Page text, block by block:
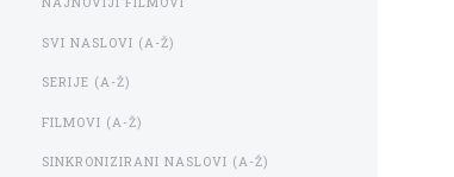
SVI NASLOVI (A-Ž)
SERIJE (A-Ž)
FILMOVI (A-Ž)
SINKRONIZIRANI NASLOVI (A-Ž)